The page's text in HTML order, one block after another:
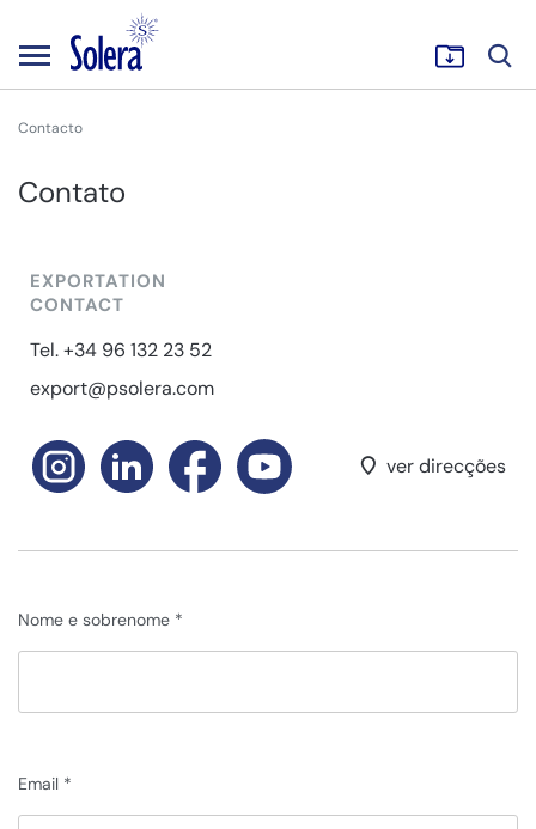
Contacto
Contato
EXPORTATION
CONTACT
Tel. +34 96 132 23 52
export@psolera.com
ver direcções
Nome e sobrenome
Email